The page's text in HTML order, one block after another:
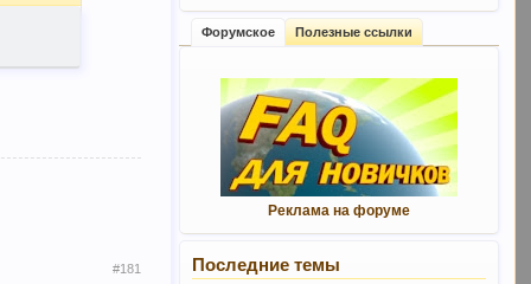
#181
Форумское Полезные ссылки
Реклама на форуме
Последние темы